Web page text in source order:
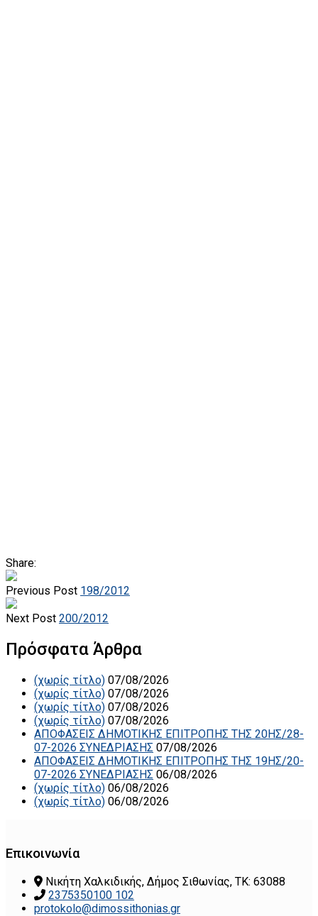
Share:
Previous Post 198/2012
Next Post 200/2012
Πρόσφατα Άρθρα
(χωρίς τίτλο) 07/08/2026
(χωρίς τίτλο) 07/08/2026
(χωρίς τίτλο) 07/08/2026
(χωρίς τίτλο) 07/08/2026
ΑΠΟΦΑΣΕΙΣ ΔΗΜΟΤΙΚΗΣ ΕΠΙΤΡΟΠΗΣ ΤΗΣ 20ΗΣ/28-
07-2026 ΣΥΝΕΔΡΙΑΣΗΣ 07/08/2026
ΑΠΟΦΑΣΕΙΣ ΔΗΜΟΤΙΚΗΣ ΕΠΙΤΡΟΠΗΣ ΤΗΣ 19ΗΣ/20-
07-2026 ΣΥΝΕΔΡΙΑΣΗΣ 06/08/2026
(χωρίς τίτλο) 06/08/2026
(χωρίς τίτλο) 06/08/2026
Επικοινωνία
Νικήτη Χαλκιδικής, Δήμος Σιθωνίας, ΤΚ: 63088
2375350100 102
protokolo@dimossithonias.gr